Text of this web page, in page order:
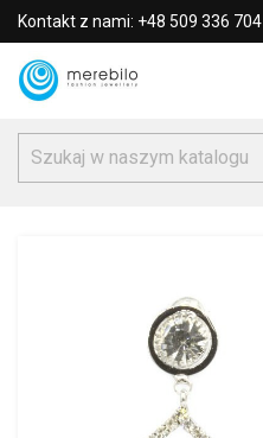
Kontakt z nami: +48 509 336 704